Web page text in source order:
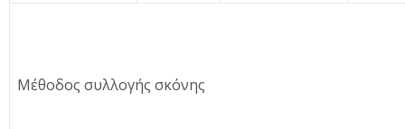
Μέθοδος συλλογής σκόνης